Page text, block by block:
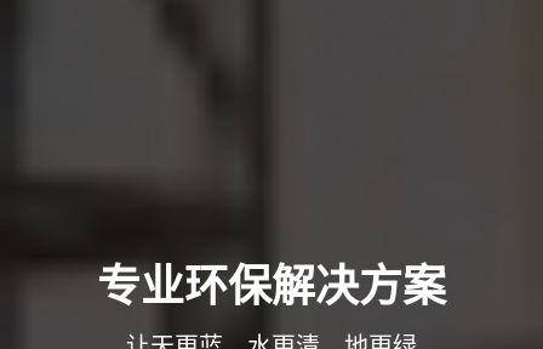
专业环保解决方案